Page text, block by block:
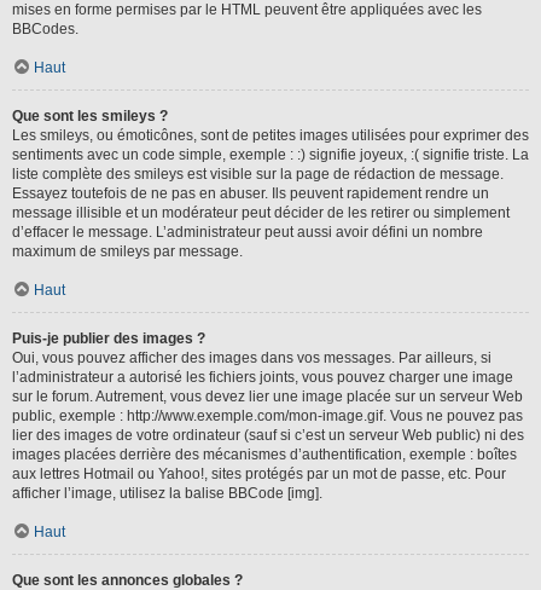
mises en forme permises par le HTML peuvent être appliquées avec les
BBCodes.
Haut
Que sont les smileys ?
Les smileys, ou émoticônes, sont de petites images utilisées pour exprimer des
sentiments avec un code simple, exemple : :) signifie joyeux, :( signifie triste. La
liste complète des smileys est visible sur la page de rédaction de message.
Essayez toutefois de ne pas en abuser. Ils peuvent rapidement rendre un
message illisible et un modérateur peut décider de les retirer ou simplement
d’effacer le message. L’administrateur peut aussi avoir défini un nombre
maximum de smileys par message.
Haut
Puis-je publier des images ?
Oui, vous pouvez afficher des images dans vos messages. Par ailleurs, si
l’administrateur a autorisé les fichiers joints, vous pouvez charger une image
sur le forum. Autrement, vous devez lier une image placée sur un serveur Web
public, exemple : http://www.exemple.com/mon-image.gif. Vous ne pouvez pas
lier des images de votre ordinateur (sauf si c’est un serveur Web public) ni des
images placées derrière des mécanismes d’authentification, exemple : boîtes
aux lettres Hotmail ou Yahoo!, sites protégés par un mot de passe, etc. Pour
afficher l’image, utilisez la balise BBCode [img].
Haut
Que sont les annonces globales ?